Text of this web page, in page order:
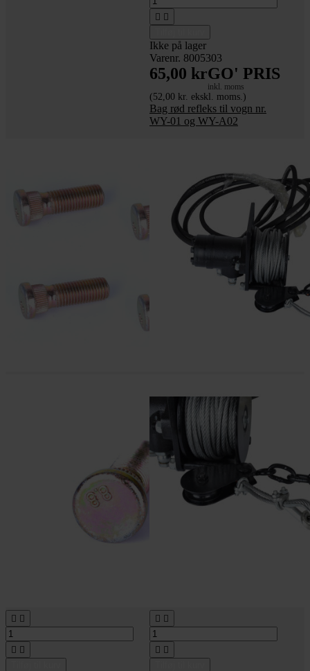
 
Ikke på lager
Varenr. 8005303
65,00 krGO' PRIS
inkl. moms
(52,00 kr. ekskl. moms.)
Bag rød refleks til vogn nr.
WY-01 og WY-A02
 
 
 
 